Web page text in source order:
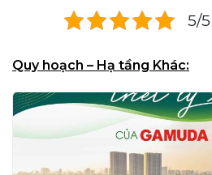
5/
Quy hoạch – Hạ tầng Khác: